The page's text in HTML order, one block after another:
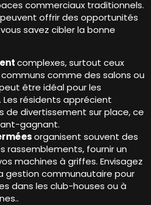
commerciaux traditionnels.
offrir des opportunités
savez cibler la bonne
complexes, surtout ceux
comme des salons ou
être idéal pour les
résidents apprécient
de divertissement sur place, ce
gagnant.
organisent souvent des
rassemblements, fournir un
machines à griffes. Envisagez
gestion communautaire pour
dans les club-houses ou à